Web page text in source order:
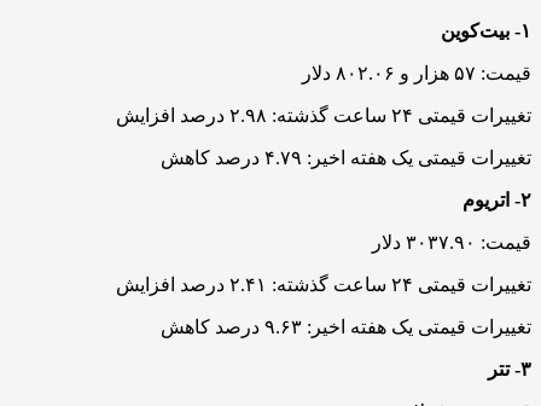
۱- بیت‌کوین
قیمت: ۵۷ هزار و ۸۰۲.۰۶ دلار
تغییرات قیمتی ۲۴ ساعت گذشته: ۲.۹۸ درصد افزایش
تغییرات قیمتی یک هفته اخیر: ۴.۷۹ درصد کاهش
۲- اتریوم
قیمت: ۳۰۳۷.۹۰ دلار
تغییرات قیمتی ۲۴ ساعت گذشته: ۲.۴۱ درصد افزایش
تغییرات قیمتی یک هفته اخیر: ۹.۶۳ درصد کاهش
۳- تتر